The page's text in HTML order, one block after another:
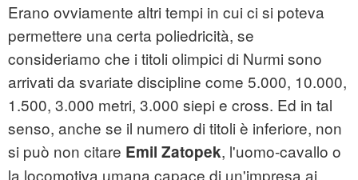
Erano ovviamente altri tempi in cui ci si poteva
permettere una certa poliedricità, se
consideriamo che i titoli olimpici di Nurmi sono
arrivati da svariate discipline come 5.000, 10.000,
1.500, 3.000 metri, 3.000 siepi e cross. Ed in tal
senso, anche se il numero di titoli è inferiore, non
si può non citare Emil Zatopek, l'uomo-cavallo o
la locomotiva umana capace di un'impresa ai